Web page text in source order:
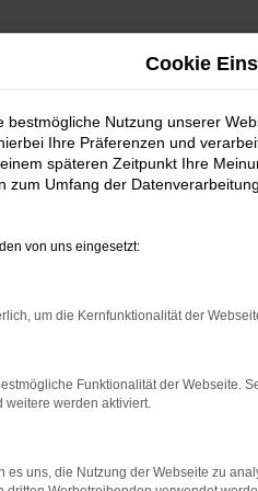
Balingen
|
SEAT
einerseits für Tradition,
und Umgebung. Wir sind
Kundinnen und Kunden
und Ihre Anliegen und
Cookie
bestmögliche Nutzung unserer
Ihre Präferenzen und
späteren Zeitpunkt Ihre
zum Umfang der
von uns eingesetzt:
um die Kernfunktionalität der
Funktionalität der Webseite.
weitere werden aktiviert.
es uns, die Nutzung der Webseite zu